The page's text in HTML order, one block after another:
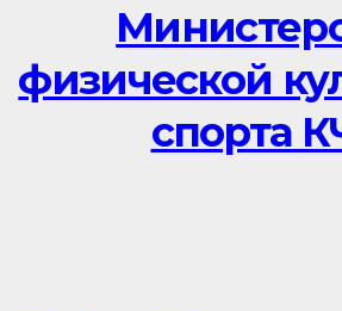
физической
спорта